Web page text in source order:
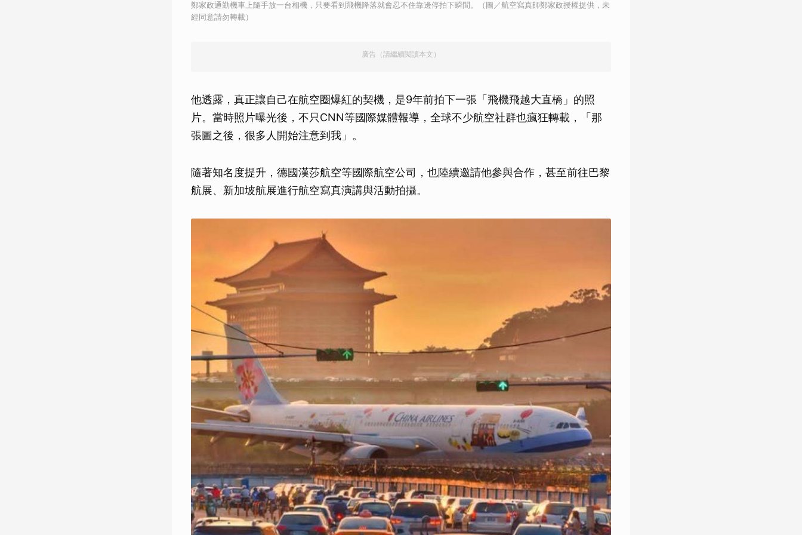
鄭家政通勤機車上隨手放一台相機，只要看到飛機降落就會忍不住靠邊停拍下瞬間。（圖／航空寫真師鄭家政授權提供，未
經同意請勿轉載）
廣告（請繼續閱讀本文）
他透露，真正讓自己在航空圈爆紅的契機，是9年前拍下一張「飛機飛越大直橋」的照
片。當時照片曝光後，不只CNN等國際媒體報導，全球不少航空社群也瘋狂轉載，「那
張圖之後，很多人開始注意到我」。
隨著知名度提升，德國漢莎航空等國際航空公司，也陸續邀請他參與合作，甚至前往巴黎
航展、新加坡航展進行航空寫真演講與活動拍攝。